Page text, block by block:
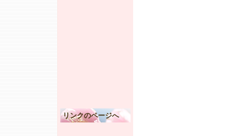
リンクのページへ